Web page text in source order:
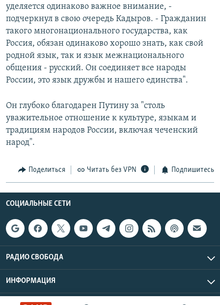
уделяется одинаково важное внимание, -
подчеркнул в свою очередь Кадыров. - Гражданин
такого многонационального государства, как
Россия, обязан одинаково хорошо знать, как свой
родной язык, так и язык межнационального
общения - русский. Он соединяет все народы
России, это язык дружбы и нашего единства".
Он глубоко благодарен Путину за "столь
уважительное отношение к культуре, языкам и
традициям народов России, включая чеченский
народ".
Поделиться Читать без VPN Подпишитесь
СОЦИАЛЬНЫЕ СЕТИ
РАДИО СВОБОДА
ИНФОРМАЦИЯ